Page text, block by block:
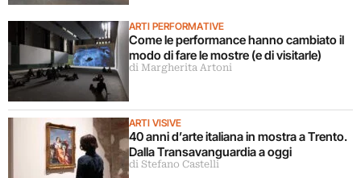
ARTI PERFORMATIVE
Come le performance hanno cambiato il
modo di fare le mostre (e di visitarle)
di Margherita Artoni
ARTI VISIVE
40 anni d’arte italiana in mostra a Trento.
Dalla Transavanguardia a oggi
di Stefano Castelli